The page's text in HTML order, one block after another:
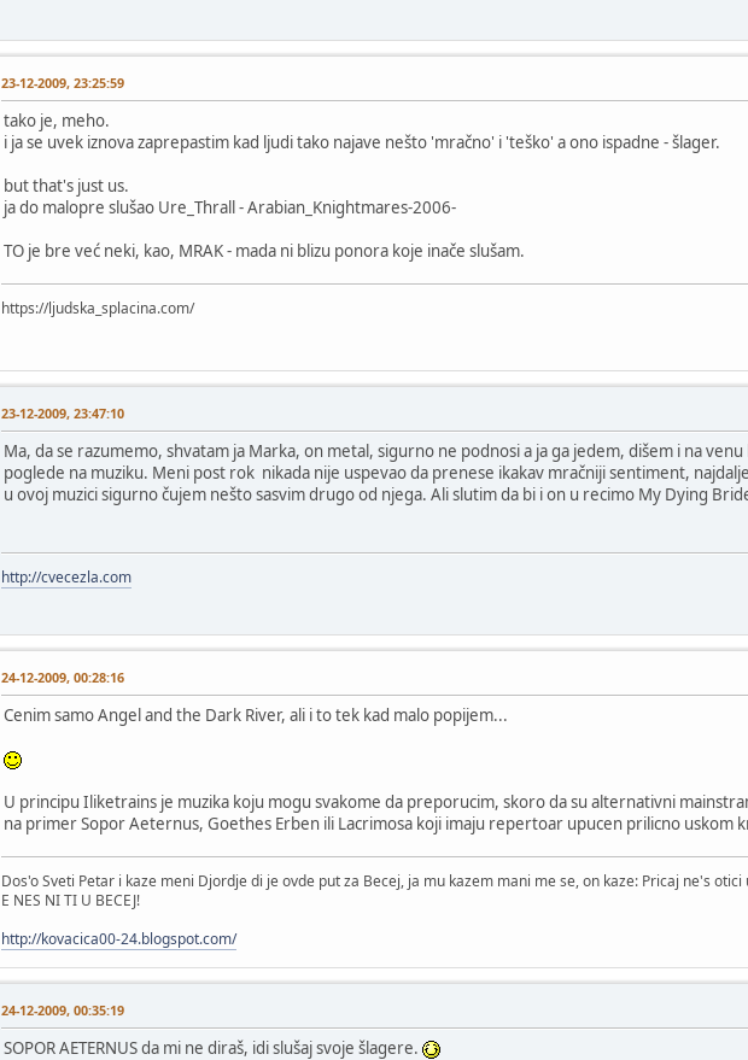
23-12-2009, 23:25:59
tako je, meho.
i ja se uvek iznova zaprepastim kad ljudi tako najave nešto 'mračno' i 'teško' a ono ispadne - šlager.
but that's just us.
ja do malopre slušao Ure_Thrall - Arabian_Knightmares-2006-
TO je bre već neki, kao, MRAK - mada ni blizu ponora koje inače slušam.
https://ljudska_splacina.com/
23-12-2009, 23:47:10
Ma, da se razumemo, shvatam ja Marka, on metal, sigurno ne podnosi a ja ga jedem, dišem i na
poglede na muziku. Meni post rok nikada nije uspevao da prenese ikakav mračniji sentiment,
u ovoj muzici sigurno čujem nešto sasvim drugo od njega. Ali slutim da bi i on u recimo My Dying
http://cvecezla.com
24-12-2009, 00:28:16
Cenim samo Angel and the Dark River, ali i to tek kad malo popijem...
U principu Iliketrains je muzika koju mogu svakome da preporucim, skoro da su alternativni
na primer Sopor Aeternus, Goethes Erben ili Lacrimosa koji imaju repertoar upucen prilicno uskom
Dos'o Sveti Petar i kaze meni Djordje di je ovde put za Becej, ja mu kazem mani me se, on kaze: Pricaj ne's otici
E NES NI TI U BECEJ!
http://kovacica00-24.blogspot.com/
24-12-2009, 00:35:19
SOPOR AETERNUS da mi ne diraš, idi slušaj svoje šlagere.